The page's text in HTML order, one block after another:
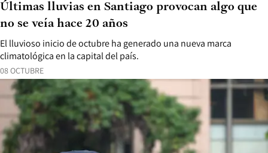
08 OCTUBRE
El lluvioso inicio de octubre ha generado una nueva marca
climatológica en la capital del país.
Últimas lluvias en Santiago provocan algo que
no se veía hace 20 años